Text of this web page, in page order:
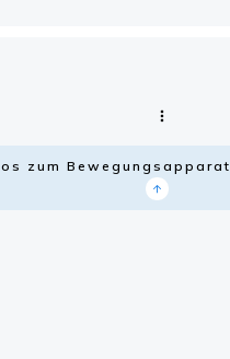
zum Bewegungsapparat